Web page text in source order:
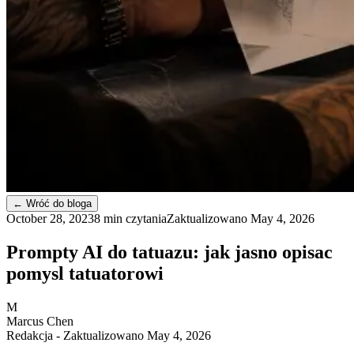
← Wróć do bloga
October 28, 20238 min czytaniaZaktualizowano May 4, 2026
Prompty AI do tatuazu: jak jasno opisac
pomysl tatuatorowi
M
Marcus Chen
Redakcja - Zaktualizowano May 4, 2026